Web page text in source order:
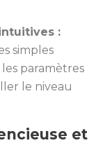
:
simples
paramètres
le niveau
et